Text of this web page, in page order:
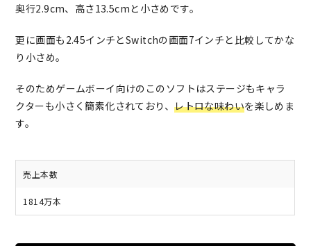
奥行2.9cm、高さ13.5cmと小さめです。
更に画面も2.45インチとSwitchの画面7インチと比較してかな
り小さめ。
そのためゲームボーイ向けのこのソフトはステージもキャラ
クターも小さく簡素化されており、レトロな味わいを楽しめま
す。
売上本数
1814万本